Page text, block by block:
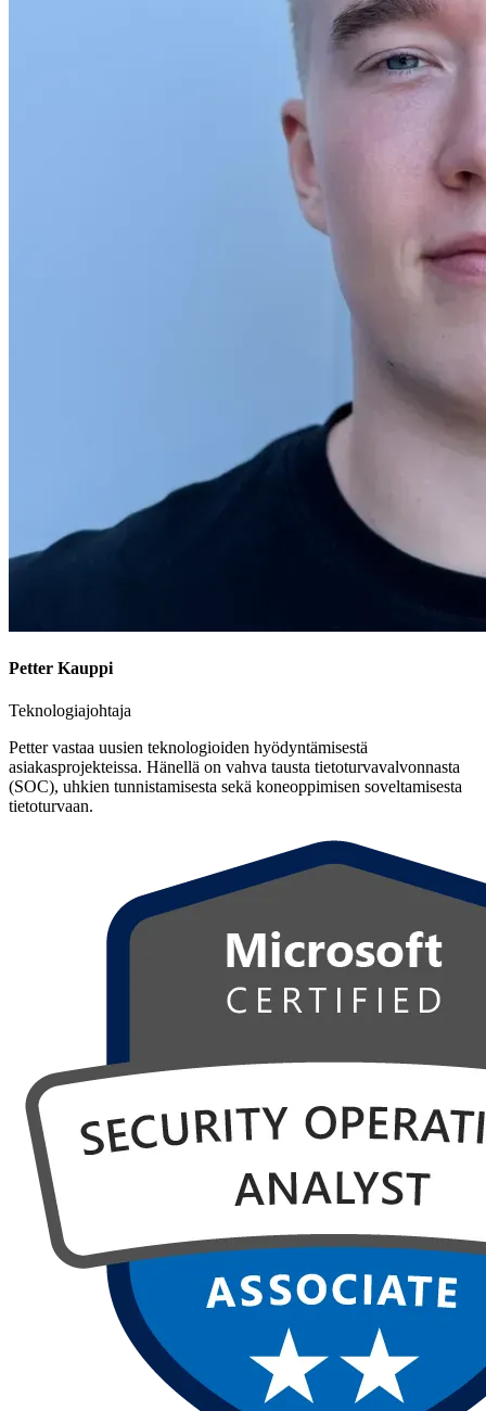
Petter Kauppi
Teknologiajohtaja
Petter vastaa uusien teknologioiden hyödyntämisestä
asiakasprojekteissa. Hänellä on vahva tausta tietoturvavalvonnasta
(SOC), uhkien tunnistamisesta sekä koneoppimisen soveltamisesta
tietoturvaan.